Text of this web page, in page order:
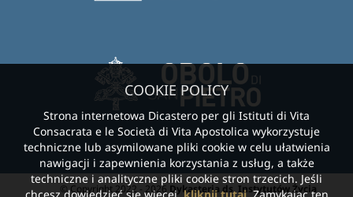
© Copyright 2022 - 2026 Dykasteria ds. Instytutów Życia
COOKIE POLICY
Strona internetowa Dicastero per gli Istituti di Vita
Consacrata e le Società di Vita Apostolica wykorzystuje
techniczne lub asymilowane pliki cookie w celu ułatwienia
nawigacji i zapewnienia korzystania z usług, a także
techniczne i analityczne pliki cookie stron trzecich. Jeśli